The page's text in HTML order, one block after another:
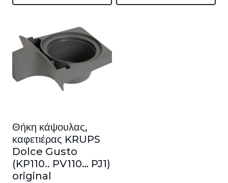
Θήκη κάψουλας,
καφετιέρας KRUPS
Dolce Gusto
(KP110.. PV110… PJ1)
original